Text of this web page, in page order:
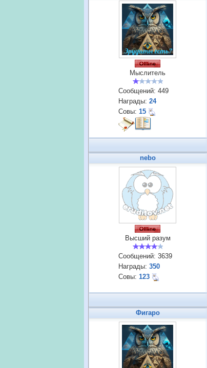
Мыслитель
Сообщений: 449
Награды: 24
Совы: 15
nebo
Высший разум
Сообщений: 3639
Награды: 350
Совы: 123
Фигаро